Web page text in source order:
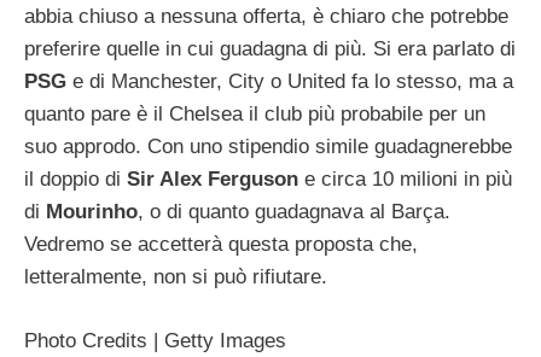
abbia chiuso a nessuna offerta, è chiaro che potrebbe
preferire quelle in cui guadagna di più. Si era parlato di
PSG e di Manchester, City o United fa lo stesso, ma a
quanto pare è il Chelsea il club più probabile per un
suo approdo. Con uno stipendio simile guadagnerebbe
il doppio di Sir Alex Ferguson e circa 10 milioni in più
di Mourinho, o di quanto guadagnava al Barça.
Vedremo se accetterà questa proposta che,
letteralmente, non si può rifiutare.
Photo Credits | Getty Images